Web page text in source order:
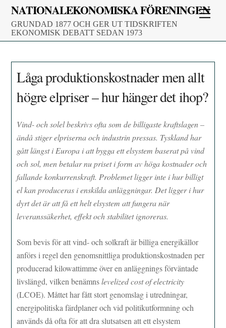
Skip
content
NATIONALEKONOMISKA FÖRENINGEN
GRUNDAD 1877 OCH GER UT TIDSKRIFTEN
EKONOMISK DEBATT SEDAN 1973
Låga produktionskostnader men allt
högre elpriser – hur hänger det ihop?
Vind- och solel beskrivs ofta som de billigaste kraftslagen –
ändå stiger elpriserna och industrin pressas. Tyskland har
gått längst i Europa i att bygga ett elsystem baserat på vind
och sol, men betalar nu priset i form av höga kostnader och
fallande konkurrenskraft. Problemet ligger inte i hur billigt
el kan produceras i enskilda anläggningar. Det ligger i hur
dyrt det är att få ett helt elsystem att fungera när
leveranssäkerhet, effekt och stabilitet ignoreras.
Som bevis för att vind- och solkraft är billiga energikällor
anförs i regel den genomsnittliga produktionskostnaden per
producerad kilowattimme över en anläggnings förväntade
livslängd, vilken benämnslevelized cost of electricity
(LCOE). Måttet har fått stort genomslag i utredningar,
energipolitiska färdplaner och vid politikutformning och
används då ofta för att dra slutsatsen att ett elsystem